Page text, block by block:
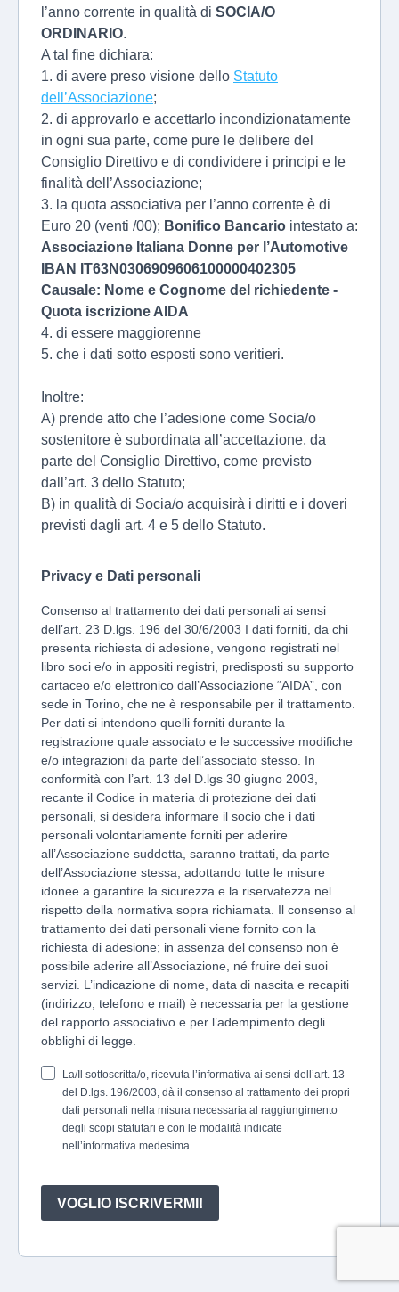
l’anno corrente in qualità di SOCIA/O
ORDINARIO.
A tal fine dichiara:
1. di avere preso visione dello Statuto
dell’Associazione;
2. di approvarlo e accettarlo incondizionatamente
in ogni sua parte, come pure le delibere del
Consiglio Direttivo e di condividere i principi e le
finalità dell’Associazione;
3. la quota associativa per l’anno corrente è di
Euro 20 (venti /00); Bonifico Bancario intestato a:
Associazione Italiana Donne per l’Automotive
IBAN IT63N0306909606100000402305
Causale: Nome e Cognome del richiedente -
Quota iscrizione AIDA
4. di essere maggiorenne
5. che i dati sotto esposti sono veritieri.
Inoltre:
A) prende atto che l’adesione come Socia/o
sostenitore è subordinata all’accettazione, da
parte del Consiglio Direttivo, come previsto
dall’art. 3 dello Statuto;
B) in qualità di Socia/o acquisirà i diritti e i doveri
previsti dagli art. 4 e 5 dello Statuto.
Privacy e Dati personali
Consenso al trattamento dei dati personali ai sensi
dell’art. 23 D.lgs. 196 del 30/6/2003 I dati forniti, da chi
presenta richiesta di adesione, vengono registrati nel
libro soci e/o in appositi registri, predisposti su supporto
cartaceo e/o elettronico dall’Associazione “AIDA”, con
sede in Torino, che ne è responsabile per il trattamento.
Per dati si intendono quelli forniti durante la
registrazione quale associato e le successive modifiche
e/o integrazioni da parte dell’associato stesso. In
conformità con l’art. 13 del D.lgs 30 giugno 2003,
recante il Codice in materia di protezione dei dati
personali, si desidera informare il socio che i dati
personali volontariamente forniti per aderire
all’Associazione suddetta, saranno trattati, da parte
dell’Associazione stessa, adottando tutte le misure
idonee a garantire la sicurezza e la riservatezza nel
rispetto della normativa sopra richiamata. Il consenso al
trattamento dei dati personali viene fornito con la
richiesta di adesione; in assenza del consenso non è
possibile aderire all’Associazione, né fruire dei suoi
servizi. L’indicazione di nome, data di nascita e recapiti
(indirizzo, telefono e mail) è necessaria per la gestione
del rapporto associativo e per l’adempimento degli
obblighi di legge.
La/Il sottoscritta/o, ricevuta l’informativa ai sensi dell’art. 13
del D.lgs. 196/2003, dà il consenso al trattamento dei propri
dati personali nella misura necessaria al raggiungimento
degli scopi statutari e con le modalità indicate
nell’informativa medesima.
VOGLIO ISCRIVERMI!